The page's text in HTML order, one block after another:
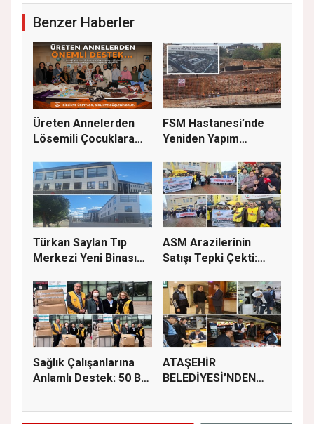
Benzer Haberler
Üreten Annelerden
Lösemili Çocuklara
FSM Hastanesi’nde
Yeniden Yapım
Türkan Saylan Tıp
Merkezi Yeni Binası
ASM Arazilerinin
Satışı Tepki Çekti:
Sağlık Çalışanlarına
Anlamlı Destek: 50 Bin
ATAŞEHİR
BELEDİYESİ’NDEN
İÇİN...